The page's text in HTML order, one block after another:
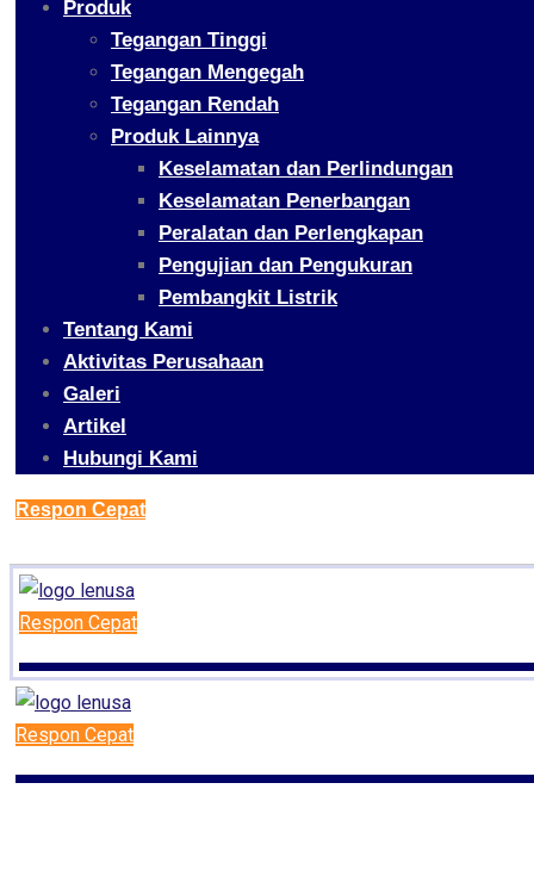
Produk
Tegangan Tinggi
Tegangan Mengegah
Tegangan Rendah
Produk Lainnya
Keselamatan dan Perlindungan
Keselamatan Penerbangan
Peralatan dan Perlengkapan
Pengujian dan Pengukuran
Pembangkit Listrik
Tentang Kami
Aktivitas Perusahaan
Galeri
Artikel
Hubungi Kami
Respon Cepat
Respon Cepat
Respon Cepat